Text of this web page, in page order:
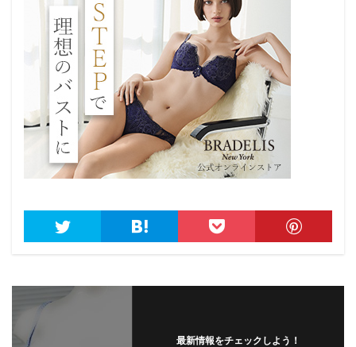
最新情報をチェックしよう！